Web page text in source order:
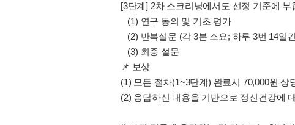
[3단계] 2차 스크리닝에서도 선정 기준에
(1) 연구 동의 및 기초 평가
(2) 반복설문 (각 3분 소요; 하루 3번 14일
(3) 최종 설문
📌 보상
(1) 모든 절차(1~3단계) 완료시 70,000원 상
(2) 응답하신 내용을 기반으로 정신건강에